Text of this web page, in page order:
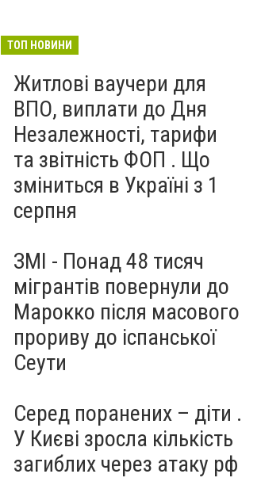
ЗСУ на Wildberries . 200 млрд
рф
3 серпня
ТОП НОВИНИ
Житлові ваучери для
ВПО, виплати до Дня
Незалежності, тарифи
та звітність ФОП . Що
зміниться в Україні з 1
серпня
ЗМІ - Понад 48 тисяч
мігрантів повернули до
Марокко після масового
прориву до іспанської
Сеути
Серед поранених – діти .
У Києві зросла кількість
загиблих через атаку рф